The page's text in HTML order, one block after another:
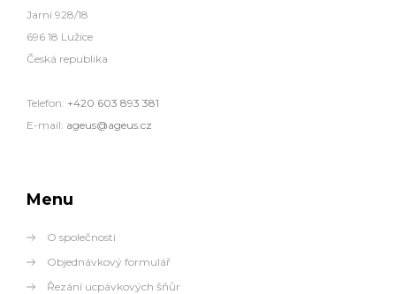
Jarní 928/18
696 18 Lužice
Česká republika
Telefon: +420 603 893 381
E-mail: ageus@ageus.cz
Menu
O společnosti
Objednávkový formulář
Řezání ucpávkových šňůr